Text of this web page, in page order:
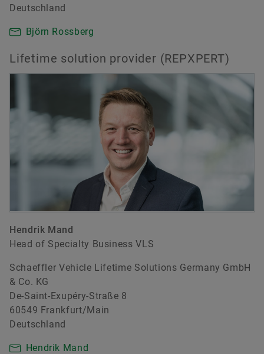
Deutschland
Björn Rossberg
Lifetime solution provider (REPXPERT)
Hendrik Mand
Head of Specialty Business VLS
Schaeffler Vehicle Lifetime Solutions Germany GmbH
& Co. KG
De-Saint-Exupéry-Straße 8
60549 Frankfurt/Main
Deutschland
Hendrik Mand